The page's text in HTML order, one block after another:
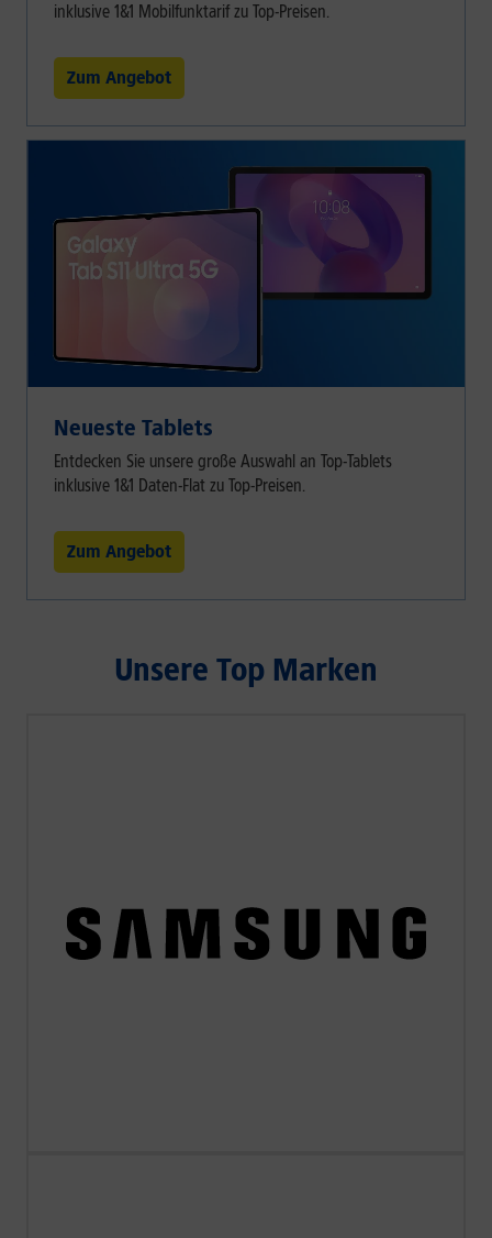
inklusive 1&1 Mobilfunktarif zu Top-Preisen.
Zum Angebot
Neueste Tablets
Entdecken Sie unsere große Auswahl an Top-Tablets
inklusive 1&1 Daten-Flat zu Top-Preisen.
Zum Angebot
Unsere Top Marken